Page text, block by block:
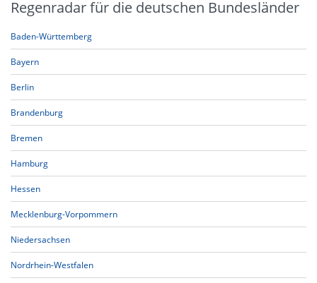
Regenradar für die deutschen Bundesländer
Baden-Württemberg
Bayern
Berlin
Brandenburg
Bremen
Hamburg
Hessen
Mecklenburg-Vorpommern
Niedersachsen
Nordrhein-Westfalen